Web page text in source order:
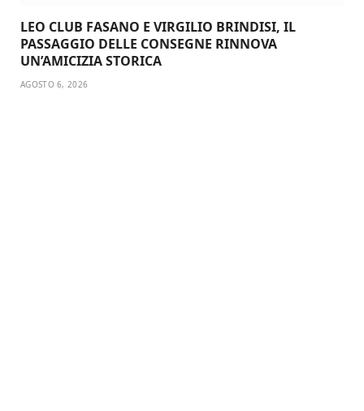
LEO CLUB FASANO E VIRGILIO BRINDISI, IL
PASSAGGIO DELLE CONSEGNE RINNOVA
UN’AMICIZIA STORICA
AGOSTO 6, 2026